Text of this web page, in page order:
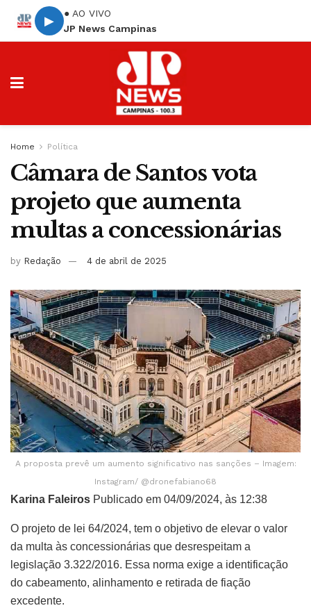
▶
● AO VIVO
JP News Campinas
Home Política
Câmara de Santos vota
projeto que aumenta
multas a concessionárias
by Redação 4 de abril de 2025
A proposta prevê um aumento significativo nas sanções – Imagem:
Instagram/ @dronefabiano68
Karina Faleiros Publicado em 04/09/2024, às 12:38
O projeto de lei 64/2024, tem o objetivo de elevar o valor
da multa às concessionárias que desrespeitam a
legislação 3.322/2016. Essa norma exige a identificação
do cabeamento, alinhamento e retirada de fiação
excedente.